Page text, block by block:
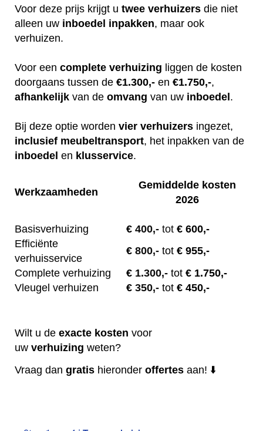
Voor deze prijs krijgt u twee verhuizers die niet
alleen uw inboedel inpakken, maar ook
verhuizen.
Voor een complete verhuizing liggen de kosten
doorgaans tussen de €1.300,- en €1.750,-,
afhankelijk van de omvang van uw inboedel .
Bij deze optie worden vier verhuizers ingezet,
inclusief meubeltransport, het inpakken van de
inboedel en klusservice.
Werkzaamheden
Gemiddelde kosten
2026
Basisverhuizing € 400,- tot € 600,-
Efficiënte
verhuisservice
€ 800,- tot € 955,-
Complete verhuizing
€ 1.300,- tot € 1.750,-
Vleugel verhuizen
€ 350,- tot € 450,-
Wilt u de exacte kosten voor
uw verhuizing weten?
Vraag dan gratis hieronder offertes aan! ⬇️